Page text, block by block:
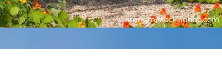
© aterrom/stock.adobe.com